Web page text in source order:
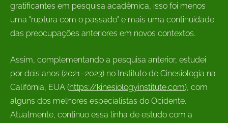
gratificantes em pesquisa acadêmica, isso foi menos
uma "ruptura com o passado" e mais uma continuidade
das preocupações anteriores em novos contextos.
Assim, complementando a pesquisa anterior, estudei
por dois anos (2021–2023) no Instituto de Cinesiologia na
Califórnia, EUA (https://kinesiologyinstitute.com), com
alguns dos melhores especialistas do Ocidente.
Atualmente, continuo essa linha de estudo com a